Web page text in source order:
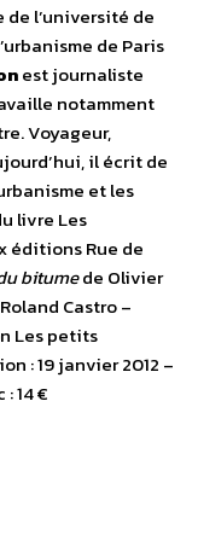
l’université de
de Paris
est journaliste
notamment
Voyageur,
il écrit de
et les
livre Les
éditions Rue de
bitumede Olivier
Castro –
Les petits
: 19 janvier 2012 –
14 €